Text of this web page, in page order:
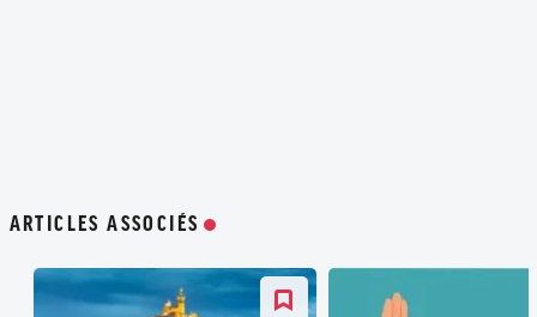
ARTICLES ASSOCIÉS